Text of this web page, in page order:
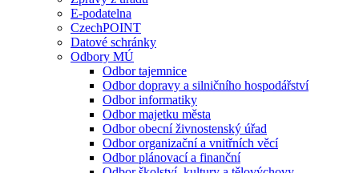
E-podatelna
CzechPOINT
Datové schránky
Odbory MÚ
Odbor tajemnice
Odbor dopravy a silničního hospodářství
Odbor informatiky
Odbor majetku města
Odbor obecní živnostenský úřad
Odbor organizační a vnitřních věcí
Odbor plánovací a finanční